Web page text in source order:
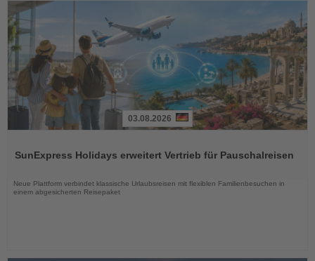
die
03.08.2026
SunExpress Holidays erweitert Vertrieb für Pauschalreisen
Neue Plattform verbindet klassische Urlaubsreisen mit flexiblen Familienbesuchen in
einem abgesicherten Reisepaket